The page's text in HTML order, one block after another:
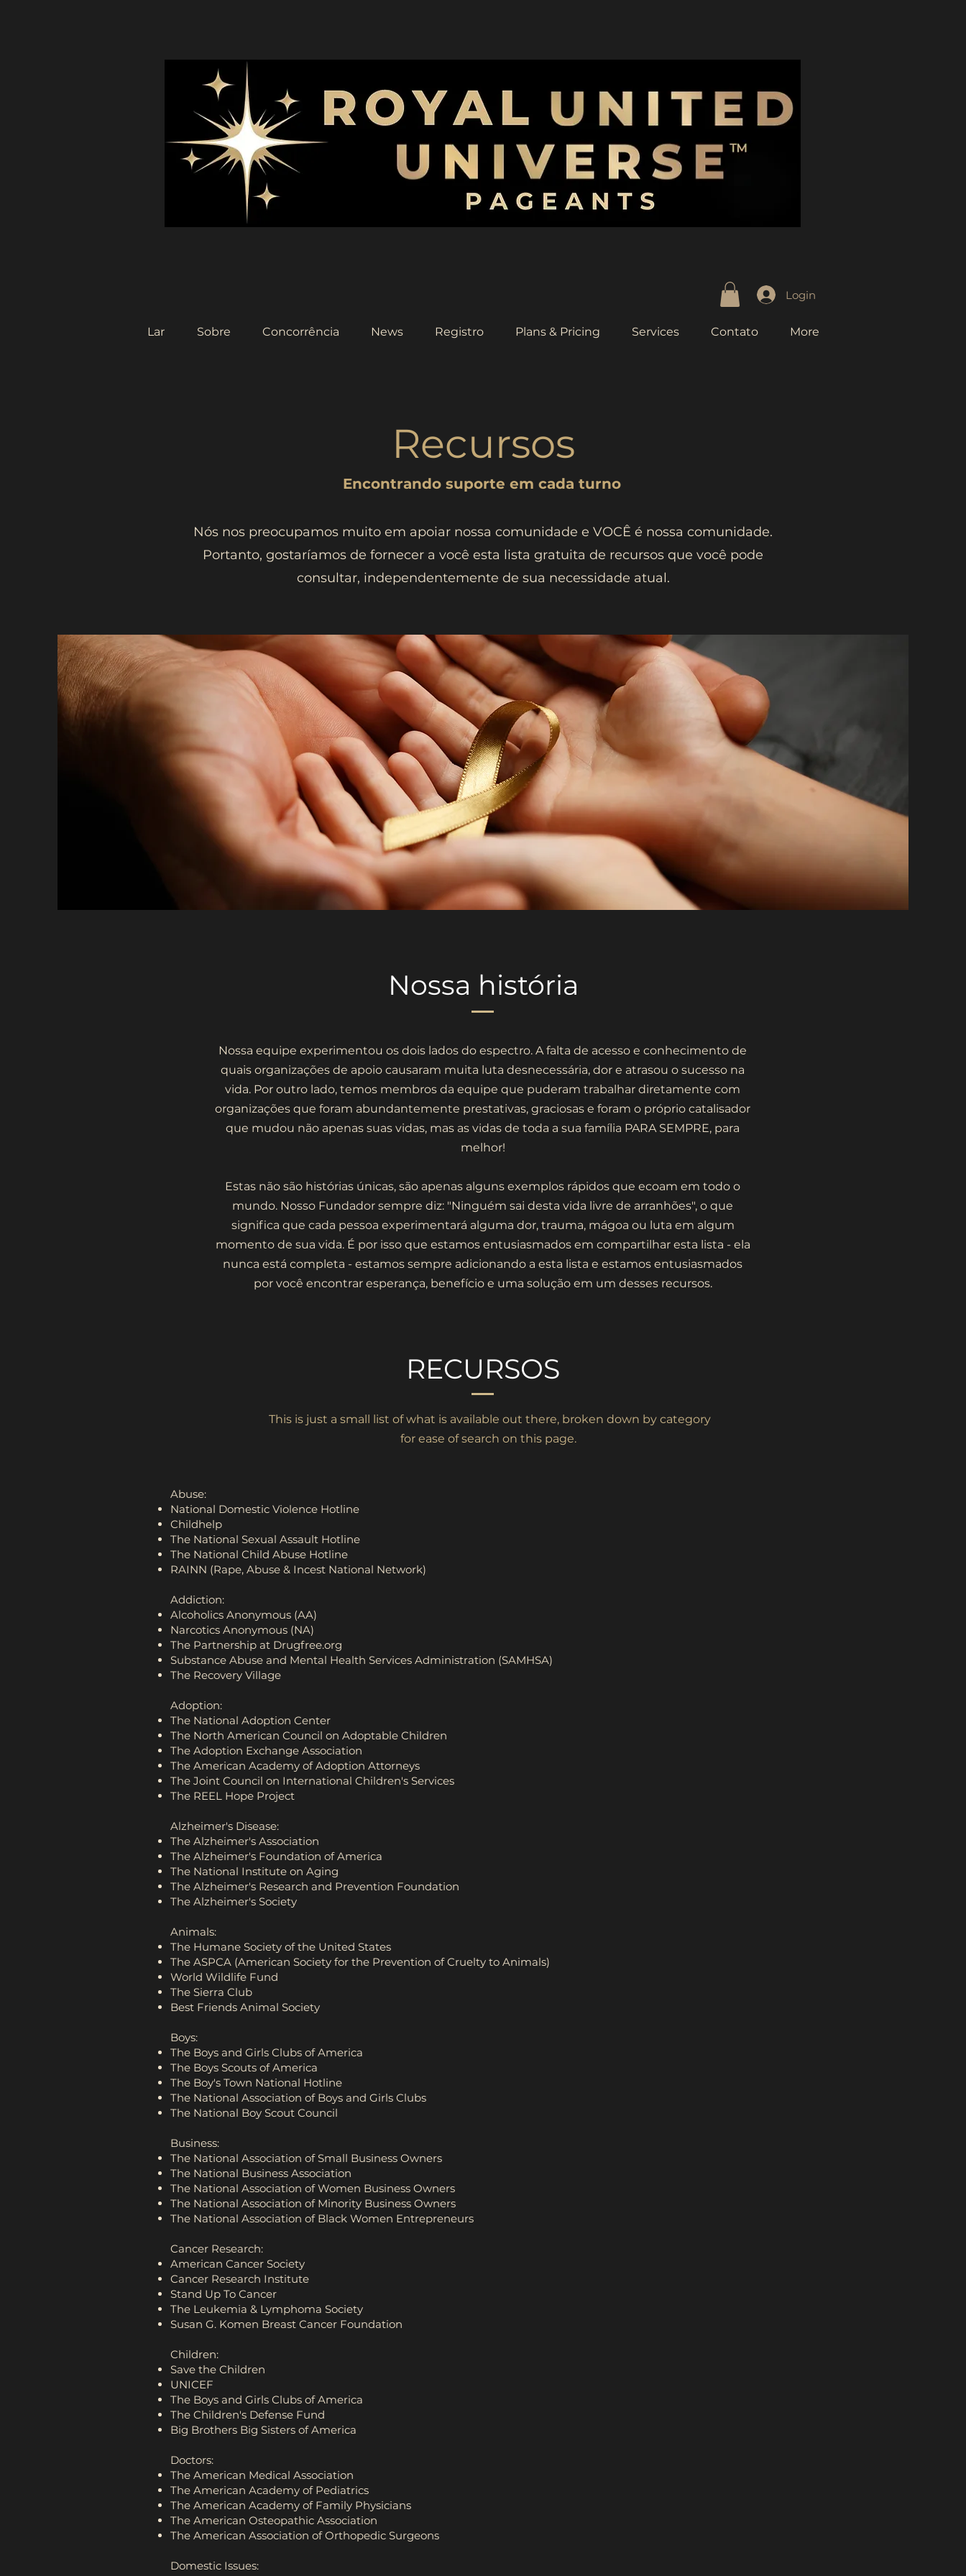
Login
Lar Sobre Concorrência News Registro Plans & Pricing Services Contato More
Recursos
Encontrando suporte em cada turno
Nós nos preocupamos muito em apoiar nossa comunidade e VOCÊ é nossa comunidade.
Portanto, gostaríamos de fornecer a você esta lista gratuita de recursos que você pode
consultar, independentemente de sua necessidade atual.
Nossa história
Nossa equipe experimentou os dois lados do espectro. A falta de acesso e conhecimento de
quais organizações de apoio causaram muita luta desnecessária, dor e atrasou o sucesso na
vida. Por outro lado, temos membros da equipe que puderam trabalhar diretamente com
organizações que foram abundantemente prestativas, graciosas e foram o próprio catalisador
que mudou não apenas suas vidas, mas as vidas de toda a sua família PARA SEMPRE, para
melhor!
Estas não são histórias únicas, são apenas alguns exemplos rápidos que ecoam em todo o
mundo. Nosso Fundador sempre diz: "Ninguém sai desta vida livre de arranhões", o que
significa que cada pessoa experimentará alguma dor, trauma, mágoa ou luta em algum
momento de sua vida. É por isso que estamos entusiasmados em compartilhar esta lista - ela
nunca está completa - estamos sempre adicionando a esta lista e estamos entusiasmados
por você encontrar esperança, benefício e uma solução em um desses recursos.
RECURSOS
This is just a small list of what is available out there, broken down by category
for ease of search on this page.
Abuse:
National Domestic Violence Hotline
Childhelp
The National Sexual Assault Hotline
The National Child Abuse Hotline
RAINN (Rape, Abuse & Incest National Network)
Addiction:
Alcoholics Anonymous (AA)
Narcotics Anonymous (NA)
The Partnership at Drugfree.org
Substance Abuse and Mental Health Services Administration (SAMHSA)
The Recovery Village
Adoption:
The National Adoption Center
The North American Council on Adoptable Children
The Adoption Exchange Association
The American Academy of Adoption Attorneys
The Joint Council on International Children's Services
The REEL Hope Project
Alzheimer's Disease:
The Alzheimer's Association
The Alzheimer's Foundation of America
The National Institute on Aging
The Alzheimer's Research and Prevention Foundation
The Alzheimer's Society
Animals:
The Humane Society of the United States
The ASPCA (American Society for the Prevention of Cruelty to Animals)
World Wildlife Fund
The Sierra Club
Best Friends Animal Society
Boys:
The Boys and Girls Clubs of America
The Boys Scouts of America
The Boy's Town National Hotline
The National Association of Boys and Girls Clubs
The National Boy Scout Council
Business:
The National Association of Small Business Owners
The National Business Association
The National Association of Women Business Owners
The National Association of Minority Business Owners
The National Association of Black Women Entrepreneurs
Cancer Research:
American Cancer Society
Cancer Research Institute
Stand Up To Cancer
The Leukemia & Lymphoma Society
Susan G. Komen Breast Cancer Foundation
Children:
Save the Children
UNICEF
The Boys and Girls Clubs of America
The Children's Defense Fund
Big Brothers Big Sisters of America
Doctors:
The American Medical Association
The American Academy of Pediatrics
The American Academy of Family Physicians
The American Osteopathic Association
The American Association of Orthopedic Surgeons
Domestic Issues: